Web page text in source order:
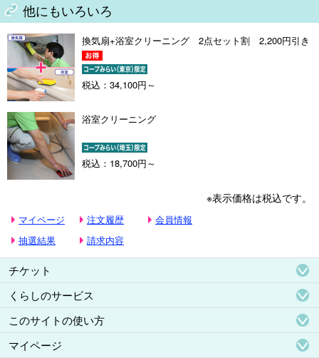
他にもいろいろ
換気扇+浴室クリーニング 2点セット割 2,200円引き
税込：34,100円～
浴室クリーニング
税込：18,700円～
※表示価格は税込です。
マイページ 注文履歴
会員情報
抽選結果
請求内容
チケット
くらしのサービス
このサイトの使い方
マイページ